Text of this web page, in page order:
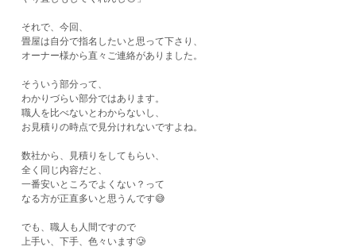
それで、今回、
畳屋は自分で指名したいと思って下さり、
オーナー様から直々ご連絡がありました。
そういう部分って、
わかりづらい部分ではあります。
職人を比べないとわからないし、
お見積りの時点で見分けれないですよね。
数社から、見積りをしてもらい、
全く同じ内容だと、
一番安いところでよくない？って
なる方が正直多いと思うんです😅
でも、職人も人間ですので
上手い、下手、色々います🥲